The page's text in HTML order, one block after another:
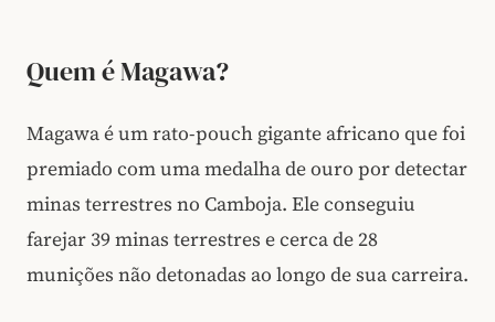
Quem é Magawa?
Magawa é um rato-pouch gigante africano que foi
premiado com uma medalha de ouro por detectar
minas terrestres no Camboja. Ele conseguiu
farejar 39 minas terrestres e cerca de 28
munições não detonadas ao longo de sua carreira.